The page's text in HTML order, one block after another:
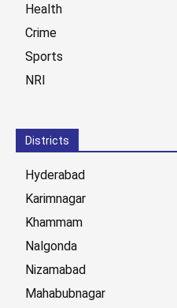
Health
Crime
Sports
NRI
Districts
Hyderabad
Karimnagar
Khammam
Nalgonda
Nizamabad
Mahabubnagar